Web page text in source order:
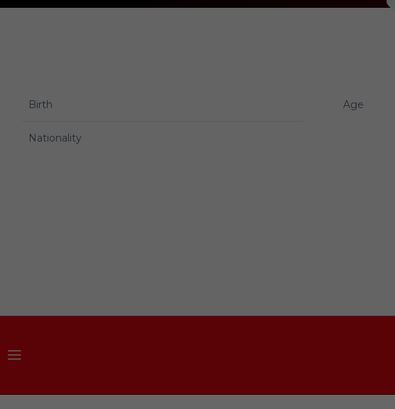
Birth Age
Nationality